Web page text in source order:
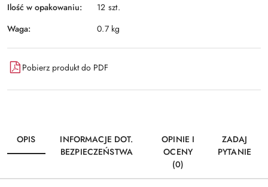
Ilość w opakowaniu:
12 szt.
Waga:
0.7 kg
Pobierz produkt do PDF
OPIS
INFORMACJE DOT.
BEZPIECZEŃSTWA
OPINIE I
OCENY
(0)
ZADAJ
PYTANIE